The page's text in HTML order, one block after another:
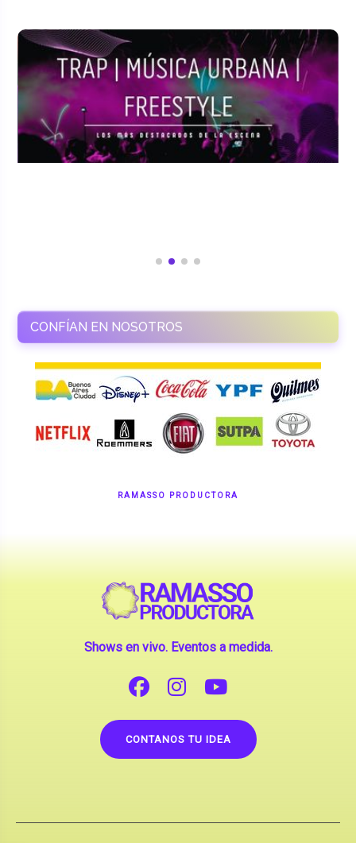
RAMASSO PRODUCTORA